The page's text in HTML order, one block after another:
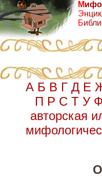
М
Э
Б
А Б В Г Д Е
П Р С Т У Ф
авторская